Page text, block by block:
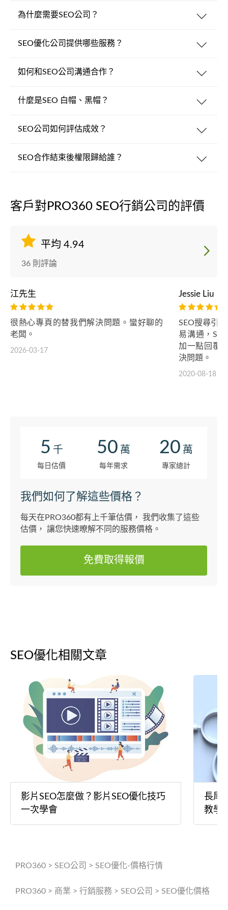
為什麼需要SEO公司？
SEO優化公司提供哪些服務？
如何和SEO公司溝通合作？
什麼是SEO 白帽、黑帽？
SEO公司如何評估成效？
SEO合作結束後權限歸給誰？
客戶對PRO360 SEO行銷公司的評價
平均 4.94
36 則評論
江先生
很熱心專頁的替我們解決問題。蠻好聊的
老闆。
2026-03-17
Jessie Liu
SEO搜尋引
易溝通，
加一點回覆
決問題。
2020-08-18
5 千
每日估價
50 萬
每年需求
20 萬
專家總計
我們如何了解這些價格？
每天在PRO360都有上千筆估價， 我們收集了這些
估價， 讓您快速暸解不同的服務價格。
免費取得報價
SEO優化相關文章
影片SEO怎麼做？影片SEO優化技巧
一次學會
長尾
教學
PRO360 > SEO公司 > SEO優化-價格行情
PRO360 > 商業 > 行銷服務 > SEO公司 > SEO優化價格